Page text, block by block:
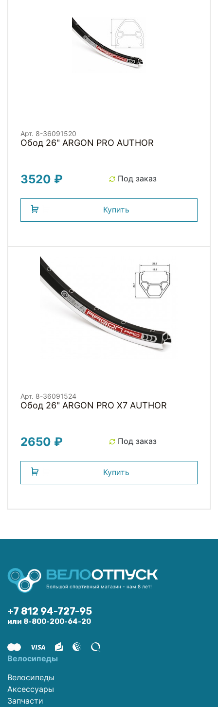
Арт. 8-36091520
Обод 26" ARGON PRO AUTHOR
3520 ₽ Под заказ
Купить
Арт. 8-36091524
Обод 26" ARGON PRO X7 AUTHOR
2650 ₽ Под заказ
Купить
Большой спортивный магазин - нам 8 лет!
+7 812 94-727-95
или 8-800-200-64-20
Велосипеды
Велосипеды
Аксессуары
Запчасти